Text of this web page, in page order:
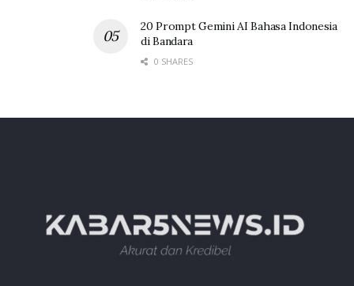
20 Prompt Gemini AI Bahasa Indonesia
di Bandara
0 SHARES